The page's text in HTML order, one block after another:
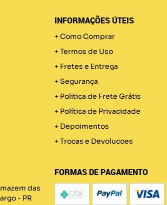
INFORMAÇÕES ÚTEIS
Como Comprar
Termos de Uso
Fretes e Entrega
Segurança
Politica de Frete Grátis
Política de Privacidade
Depoimentos
Trocas e Devolucoes
das
- PR
FORMAS DE PAGAMENTO